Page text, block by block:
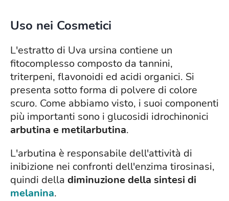
Uso nei Cosmetici
L'estratto di Uva ursina contiene un
fitocomplesso composto da tannini,
triterpeni, flavonoidi ed acidi organici. Si
presenta sotto forma di polvere di colore
scuro. Come abbiamo visto, i suoi componenti
più importanti sono i glucosidi idrochinonici
arbutina e metilarbutina.
L'arbutina è responsabile dell'attività di
inibizione nei confronti dell'enzima tirosinasi,
quindi della diminuzione della sintesi di
melanina.